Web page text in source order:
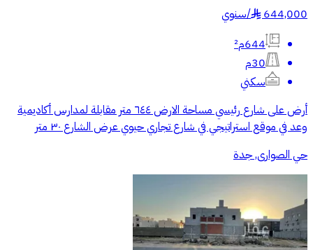
644,000
§
/سنوي
644م²
30م
سكني
أرض على شارع رئيسي مساحة الارض ٦٤٤ متر مقابلة لمدارس أكاديمية
وعد في موقع استراتيجي في شارع تجاري حيوي عرض الشارع ٣٠ متر
حي الصوارى, جدة